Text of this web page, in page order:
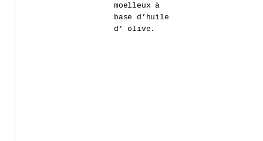
moelleux à
base d’huile
d’ olive.